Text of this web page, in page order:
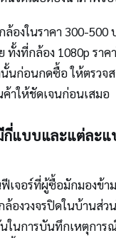
องในราคา 300-500
ทั้งที่กล้อง 1080p ราค
นั้นก่อนกดซื้อ ให้ตรวจ
าให้ชัดเจนก่อนเสมอ
กี่แบบและแต่ละ
เจอร์ที่ผู้ซื้อมักมองข้า
องวงจรปิดในบ้านส่ว
ในการบันทึกเหตุการ